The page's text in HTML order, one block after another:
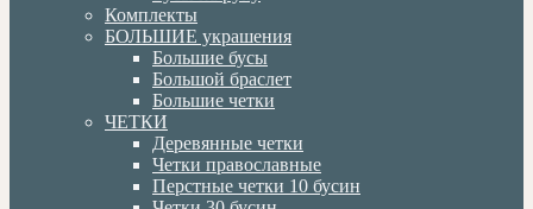
Комплекты
БОЛЬШИЕ украшения
Большие бусы
Большой браслет
Большие четки
ЧЕТКИ
Деревянные четки
Четки православные
Перстные четки 10 бусин